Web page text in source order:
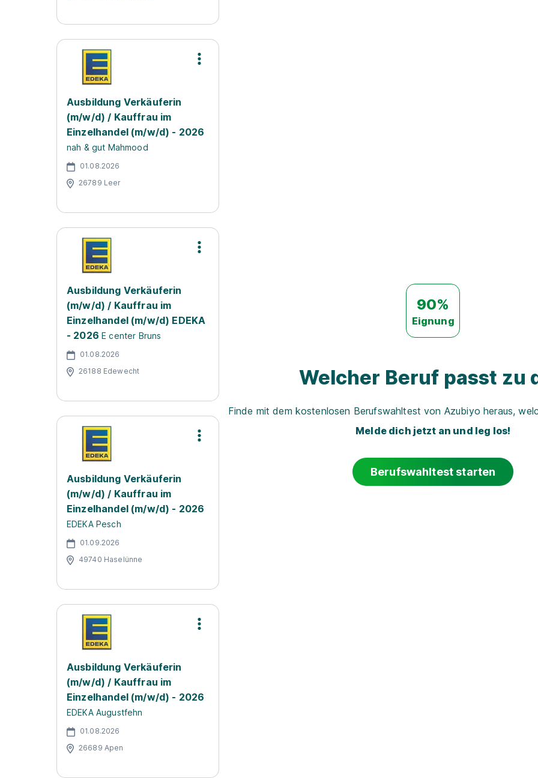
Ausbildung Verkäuferin
(m/w/d) / Kauffrau im
Einzelhandel (m/w/d) - 2026
nah & gut Mahmood
01.08.2026
26789 Leer
Ausbildung Verkäuferin
(m/w/d) / Kauffrau im
Einzelhandel (m/w/d) EDEKA
- 2026 E center Bruns
01.08.2026
26188 Edewecht
Ausbildung Verkäuferin
(m/w/d) / Kauffrau im
Einzelhandel (m/w/d) - 2026
EDEKA Pesch
01.09.2026
49740 Haselünne
Ausbildung Verkäuferin
(m/w/d) / Kauffrau im
Einzelhandel (m/w/d) - 2026
EDEKA Augustfehn
01.08.2026
26689 Apen
90%
Eignung
Welcher Beruf passt zu
Finde mit dem kostenlosen Berufswahltest von Azubiyo heraus,
Melde dich jetzt an und leg los!
Berufswahltest starten